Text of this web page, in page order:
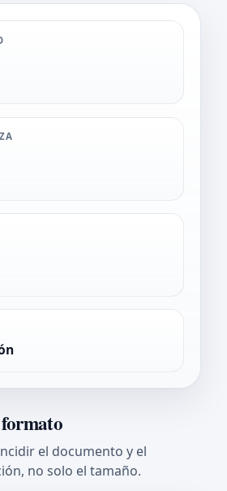
formato
el documento y el
no solo el tamaño.